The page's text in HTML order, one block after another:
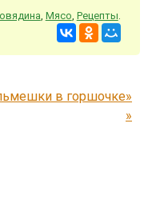
Мясо Рецепты
в горшочке»
»